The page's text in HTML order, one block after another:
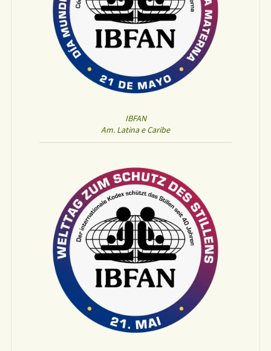
IBFAN
Am. Latina e Caribe